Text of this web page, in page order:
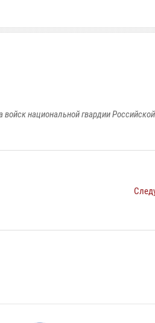
национальной гвардии